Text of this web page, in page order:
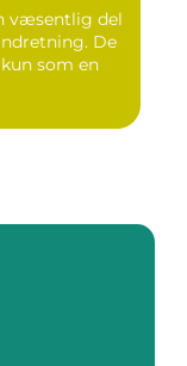
væsentlig del
De
som en